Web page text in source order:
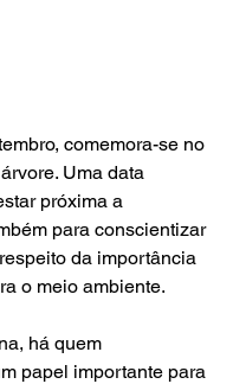
comemora-se no
Uma data
próxima a
para conscientizar
da importância
o meio ambiente.
há quem
papel importante para